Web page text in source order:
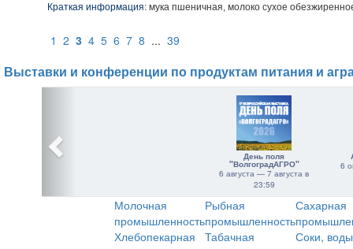
Краткая информация: мука пшеничная, молоко сухое
1 2 3 4 5 6 7 8 ... 39
Выставки и конференции по продуктам питания и
День поля
"ВолгоградАГРО"
6 августа — 7 августа в
23:59
6
Молочная
промышленность
Рыбная
промышленность
Сахарная
Хлебопекарная
Табачная
Соки,